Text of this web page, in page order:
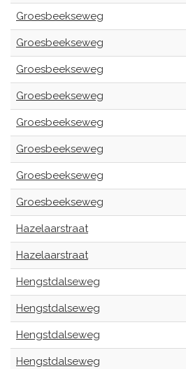
Groesbeekseweg
Groesbeekseweg
Groesbeekseweg
Groesbeekseweg
Groesbeekseweg
Groesbeekseweg
Groesbeekseweg
Groesbeekseweg
Hazelaarstraat
Hazelaarstraat
Hengstdalseweg
Hengstdalseweg
Hengstdalseweg
Hengstdalseweg